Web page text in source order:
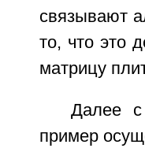
связывают
то, что это
матрицу
Далее с
пример